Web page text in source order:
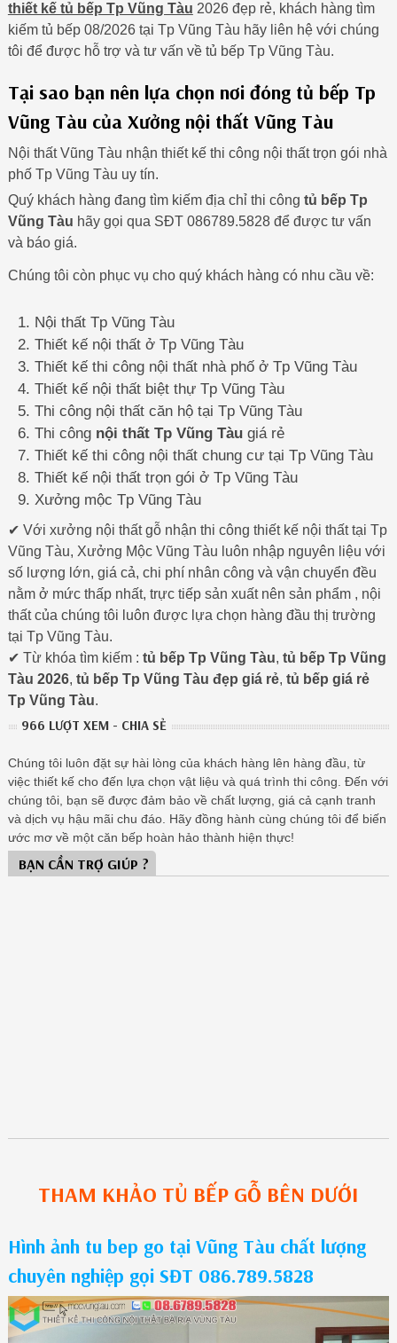
thiết kế tủ bếp Tp Vũng Tàu 2026 đẹp rẻ, khách hàng tìm
kiếm tủ bếp 08/2026 tại Tp Vũng Tàu hãy liên hệ với chúng
tôi để được hỗ trợ và tư vấn về tủ bếp Tp Vũng Tàu.
Tại sao bạn nên lựa chọn nơi đóng tủ bếp Tp
Vũng Tàu của Xưởng nội thất Vũng Tàu
Nội thất Vũng Tàu nhận thiết kế thi công nội thất trọn gói nhà
phố Tp Vũng Tàu uy tín.
Quý khách hàng đang tìm kiếm địa chỉ thi công tủ bếp Tp
Vũng Tàu hãy gọi qua SĐT 086789.5828 để được tư vấn
và báo giá.
Chúng tôi còn phục vụ cho quý khách hàng có nhu cầu về:
Nội thất Tp Vũng Tàu
Thiết kế nội thất ở Tp Vũng Tàu
Thiết kế thi công nội thất nhà phố ở Tp Vũng Tàu
Thiết kế nội thất biệt thự Tp Vũng Tàu
Thi công nội thất căn hộ tại Tp Vũng Tàu
Thi công nội thất Tp Vũng Tàugiá rẻ
Thiết kế thi công nội thất chung cư tại Tp Vũng Tàu
Thiết kế nội thất trọn gói ở Tp Vũng Tàu
Xưởng mộc Tp Vũng Tàu
✔ Với xưởng nội thất gỗ nhận thi công thiết kế nội thất tại Tp
Vũng Tàu, Xưởng Mộc Vũng Tàu luôn nhập nguyên liệu với
số lượng lớn, giá cả, chi phí nhân công và vận chuyển đều
nằm ở mức thấp nhất, trực tiếp sản xuất nên sản phẩm , nội
thất của chúng tôi luôn được lựa chọn hàng đầu thị trường
tại Tp Vũng Tàu.
✔ Từ khóa tìm kiếm : tủ bếp Tp Vũng Tàu, tủ bếp Tp Vũng
Tàu 2026, tủ bếp Tp Vũng Tàu đẹp giá rẻ, tủ bếp giá rẻ
Tp Vũng Tàu.
966 LƯỢT XEM - CHIA SẺ
Chúng tôi luôn đặt sự hài lòng của khách hàng lên hàng đầu, từ
việc thiết kế cho đến lựa chọn vật liệu và quá trình thi công. Đến với
chúng tôi, bạn sẽ được đảm bảo về chất lượng, giá cả cạnh tranh
và dịch vụ hậu mãi chu đáo. Hãy đồng hành cùng chúng tôi để biến
ước mơ về một căn bếp hoàn hảo thành hiện thực!
BẠN CẦN TRỢ GIÚP ?
THAM KHẢO TỦ BẾP GỖ BÊN DƯỚI
Hình ảnh tu bep go tại Vũng Tàu chất lượng
chuyên nghiệp gọi SĐT 086.789.5828